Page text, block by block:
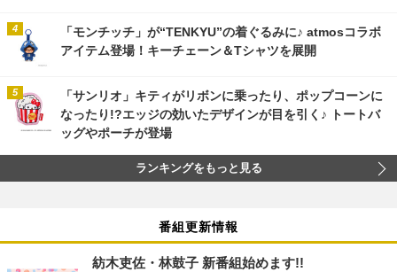
「モンチッチ」が“TENKYU”の着ぐるみに♪ atmosコラボ
アイテム登場！キーチェーン＆Tシャツを展開
「サンリオ」キティがリボンに乗ったり、ポップコーンに
なったり!?エッジの効いたデザインが目を引く♪ トートバ
ッグやポーチが登場
ランキングをもっと見る
番組更新情報
紡木吏佐・林鼓子 新番組始めます!!